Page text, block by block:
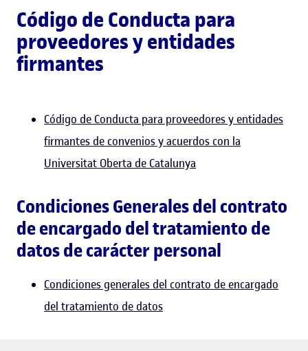
Código de Conducta para
proveedores y entidades
firmantes
Código de Conducta para proveedores y entidades
firmantes de convenios y acuerdos con la
Universitat Oberta de Catalunya
Condiciones Generales del contrato
de encargado del tratamiento de
datos de carácter personal
Condiciones generales del contrato de encargado
del tratamiento de datos